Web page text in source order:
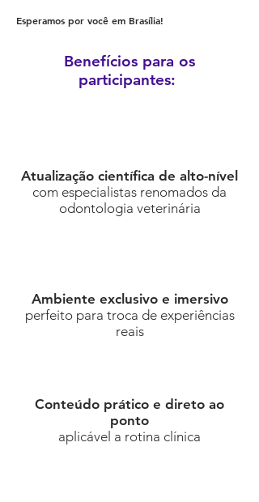
Esperamos por você em Brasília!
Benefícios para os
participantes:
Atualização científica de alto-nível
com especialistas renomados da
odontologia veterinária
Ambiente exclusivo e imersivo
perfeito para troca de experiências
reais
Conteúdo prático e direto ao
ponto
aplicável a rotina clínica